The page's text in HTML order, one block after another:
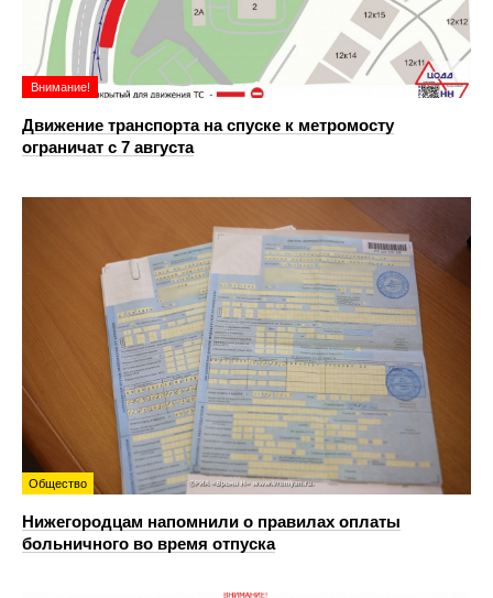
Внимание!
Движение транспорта на спуске к метромосту
ограничат с 7 августа
Общество
Нижегородцам напомнили о правилах оплаты
больничного во время отпуска